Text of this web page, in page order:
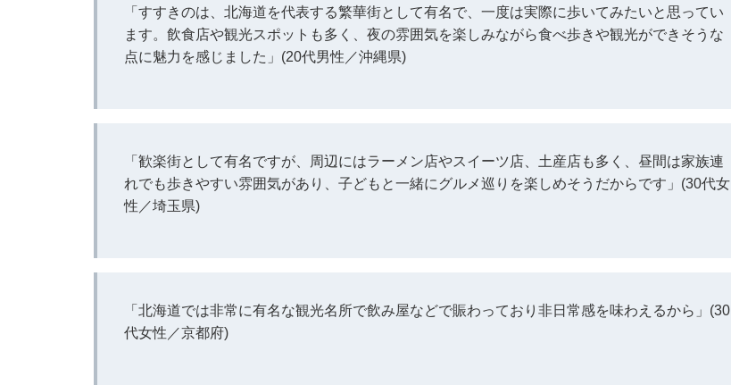
「すすきのは、北海道を代表する繁華街として有名で、一度は実際に歩いてみたいと思ってい
ます。飲食店や観光スポットも多く、夜の雰囲気を楽しみながら食べ歩きや観光ができそうな
点に魅力を感じました」(20代男性／沖縄県)
「歓楽街として有名ですが、周辺にはラーメン店やスイーツ店、土産店も多く、昼間は家族連
れでも歩きやすい雰囲気があり、子どもと一緒にグルメ巡りを楽しめそうだからです」(30代女
性／埼玉県)
「北海道では非常に有名な観光名所で飲み屋などで賑わっており非日常感を味わえるから」(30
代女性／京都府)